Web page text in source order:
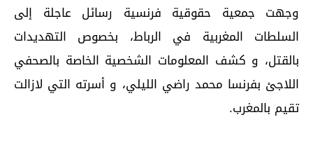
وجهت جمعية حقوقية فرنسية رسائل عاجلة إلى
السلطات المغربية في الرباط، بخصوص التهديدات
بالقتل، و كشف المعلومات الشخصية الخاصة بالصحفي
اللاجئ بفرنسا محمد راضي الليلي، و أسرته التي لازالت
تقيم بالمغرب.